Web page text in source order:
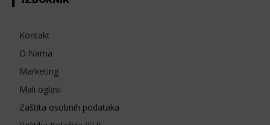
Kontakt
O Nama
Marketing
Mali oglasi
Zaštita osobnih podataka